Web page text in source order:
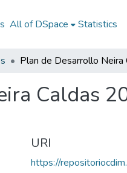
All of DSpace Statistics
Caldas
URI
https://